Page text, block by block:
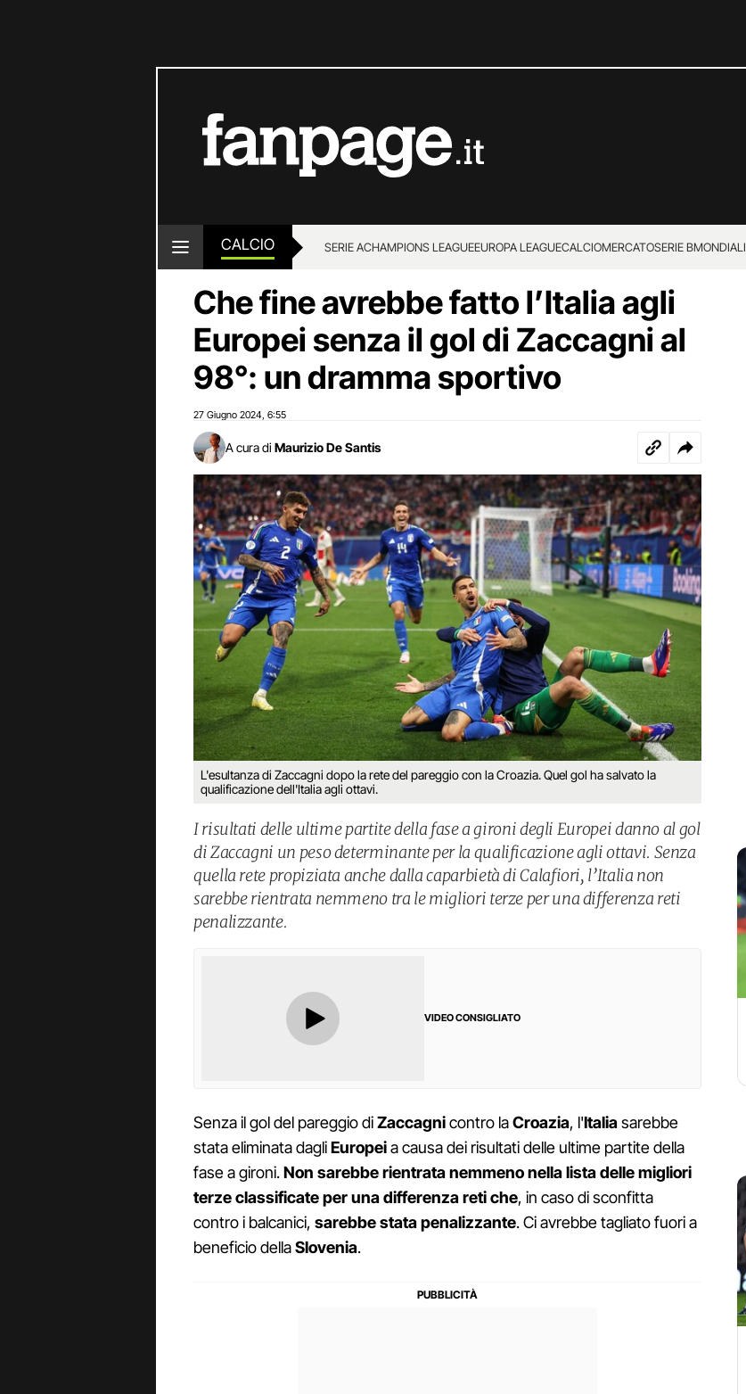
CALCIO SERIE ACHAMPIONS LEAGUEEUROPA LEAGUECALCIOMERCATOSERIE B
Che fine avrebbe fatto l’Italia agli
Europei senza il gol di Zaccagni al
98°: un dramma sportivo
27 Giugno 2024 6:55
A cura di Maurizio De Santis
L'esultanza di Zaccagni dopo la rete del pareggio con la Croazia. Quel gol ha salvato la
qualificazione dell'Italia agli ottavi.
I risultati delle ultime partite della fase a gironi degli Europei danno al gol
di Zaccagni un peso determinante per la qualificazione agli ottavi. Senza
quella rete propiziata anche dalla caparbietà di Calafiori, l’Italia non
sarebbe rientrata nemmeno tra le migliori terze per una differenza reti
penalizzante.
VIDEO CONSIGLIATO
Senza il gol del pareggio diZaccagnicontro laCroazia, l'Italiasarebbe
stata eliminata dagliEuropeia causa dei risultati delle ultime partite della
fase a gironi.Non sarebbe rientrata nemmeno nella lista delle migliori
terze classificate per una differenza reti che, in caso di sconfitta
contro i balcanici, sarebbe stata penalizzante. Ci avrebbe tagliato fuori a
beneficio dellaSlovenia.